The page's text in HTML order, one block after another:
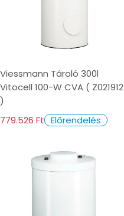
Viessmann Tároló 300l
Vitocell 100-W CVA ( Z021912
)
779.526 Ft Előrendelés